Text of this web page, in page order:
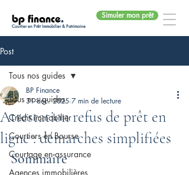
bp finance.
Courtier en Prêt Immobilier & Patrimoine
Simuler mon prêt
Post
Tous nos guides
Crédit immobilier
Courtiers en Bourse
Courtage en assurance
Agences immobilières
Tous nos guides
Attestation refus de prêt en
ligne : démarches simplifiées
BP Finance
31 déc. 2025 7 min de lecture
Sommaire